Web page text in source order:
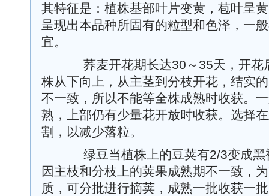
其特征是：植株基部叶片变黄，苞叶呈
呈现出本品种所固有的粒型和色泽，一
宜。
荞麦开花期长达30～35天，开花
株从下向上，从主茎到分枝开花，结实
不一致，所以不能等全株成熟时收获。
熟，上部仍有少量花开放时收获。选择
割，以减少落粒。
绿豆当植株上的豆荚有2/3变成黑
因主枝和分枝上的荚果成熟期不一致，
质，可分批进行摘荚，成熟一批收获一